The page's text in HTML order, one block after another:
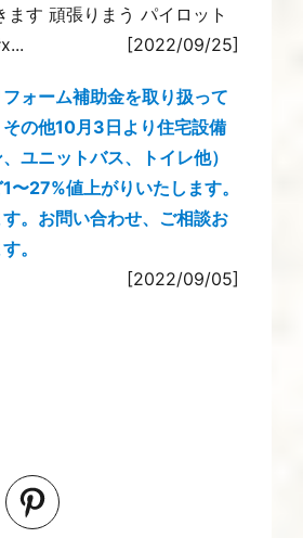
ます 頑張りまう パイロット
[2022/09/25]
ォーム補助金を取り扱って
の他10月3日より住宅設備
ユニットバス、トイレ他）
〜27%値上がりいたします。
。お問い合わせ、ご相談お
。
[2022/09/05]